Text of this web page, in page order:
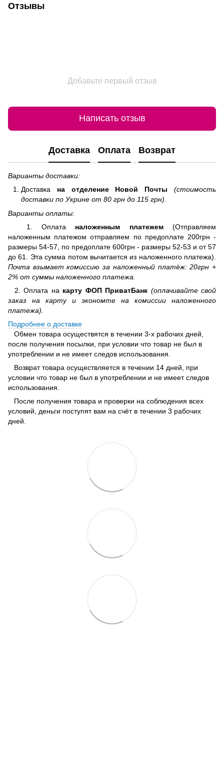
Отзывы
Добавьте первый отзыв
Написать отзыв
Доставка Оплата Возврат
Варианты доставки:
Доставка на отделение Новой Почты
(стоимость
доставки по Укрине от 80 грн до 115 грн).
Варианты оплаты:
1. Оплата наложенным платежем(Отправляем
наложенным платежом отправляем по предоплате 200грн -
размеры 54-57, по предоплате 600грн - размеры 52-53 и от 57
до 61. Эта сумма потом вычитается из наложенного платежа).
Почта взымает комиссию за наложенный платёж: 20грн +
2% от суммы наложенного платежа.
2. Оплата на карту ФОП ПриватБанк (оплачивайте свой
заказ на карту и экономте на комиссии наложенного
платежа).
Подробнее о доставке
Обмен товара осуществятся в течении 3-х рабочих дней,
после получения посылки, при условии что товар не был в
употреблении и не имеет следов использования.
Возврат товара осуществляется в течении 14 дней, при
условии что товар не был в употреблении и не имеет следов
использования.
После получения товара и проверки на соблюдения всех
условий, деньги поступят вам на счёт в течении 3 рабочих
дней.